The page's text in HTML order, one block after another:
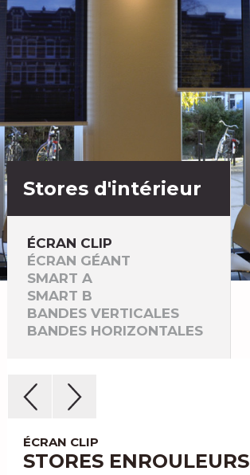
Stores d'intérieur
ÉCRAN CLIP
ÉCRAN GÉANT
SMART A
SMART B
BANDES VERTICALES
BANDES HORIZONTALES
ÉCRAN CLIP
STORES ENROULEURS